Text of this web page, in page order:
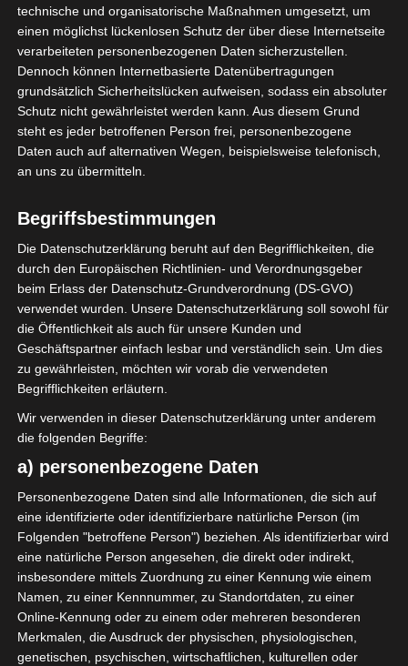
Momentan zeige ich euch viele
Gartenbilder.
Heute nehme ich euch jedoch
mit, in unser Wohnzimmer.
Neue Bilder & Kissen sind
technische und organisatorische Maßnahmen umgesetzt, um
einen möglichst lückenlosen Schutz der über diese Internetseite
verarbeiteten personenbezogenen Daten sicherzustellen.
Dennoch können Internetbasierte Datenübertragungen
grundsätzlich Sicherheitslücken aufweisen, sodass ein absoluter
Schutz nicht gewährleistet werden kann. Aus diesem Grund
steht es jeder betroffenen Person frei, personenbezogene
Daten auch auf alternativen Wegen, beispielsweise telefonisch,
an uns zu übermitteln.
Begriffsbestimmungen
Die Datenschutzerklärung beruht auf den Begrifflichkeiten, die
durch den Europäischen Richtlinien- und Verordnungsgeber
beim Erlass der Datenschutz-Grundverordnung (DS-GVO)
verwendet wurden. Unsere Datenschutzerklärung soll sowohl für
die Öffentlichkeit als auch für unsere Kunden und
Geschäftspartner einfach lesbar und verständlich sein. Um dies
zu gewährleisten, möchten wir vorab die verwendeten
Begrifflichkeiten erläutern.
Wir verwenden in dieser Datenschutzerklärung unter anderem
die folgenden Begriffe:
a) personenbezogene Daten
Personenbezogene Daten sind alle Informationen, die sich auf
eine identifizierte oder identifizierbare natürliche Person (im
Folgenden "betroffene Person") beziehen. Als identifizierbar wird
eine natürliche Person angesehen, die direkt oder indirekt,
insbesondere mittels Zuordnung zu einer Kennung wie einem
Namen, zu einer Kennnummer, zu Standortdaten, zu einer
Online-Kennung oder zu einem oder mehreren besonderen
Merkmalen, die Ausdruck der physischen, physiologischen,
genetischen, psychischen, wirtschaftlichen, kulturellen oder